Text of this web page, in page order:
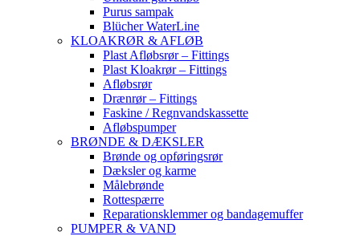
Purus sampak
Blücher WaterLine
KLOAKRØR & AFLØB
Plast Afløbsrør – Fittings
Plast Kloakrør – Fittings
Afløbsrør
Drænrør – Fittings
Faskine / Regnvandskassette
Afløbspumper
BRØNDE & DÆKSLER
Brønde og opføringsrør
Dæksler og karme
Målebrønde
Rottespærre
Reparationsklemmer og bandagemuffer
PUMPER & VAND